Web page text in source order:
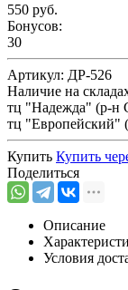
550 руб.
Бонусов:
30
Артикул: ДР-526
Наличие на
тц "Надежда" (р-н
тц "Европейский"
Купить Купить
Поделиться
Описание
Условия